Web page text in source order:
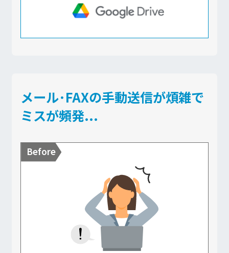
メール･FAXの手動送信が煩雑で
ミスが頻発...